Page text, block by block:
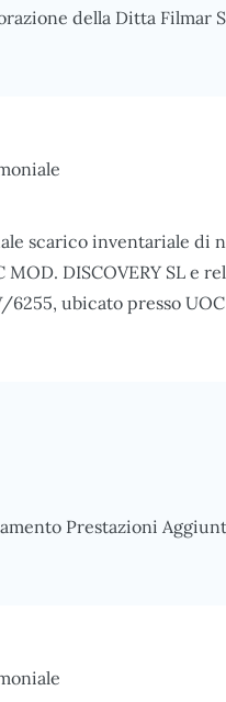
della Ditta Filmar
scarico inventariale di
MOD. DISCOVERY SL e
ubicato presso
Prestazioni